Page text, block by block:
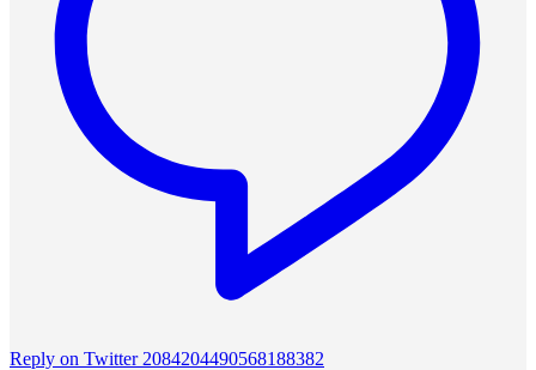
Reply on Twitter 2084204490568188382